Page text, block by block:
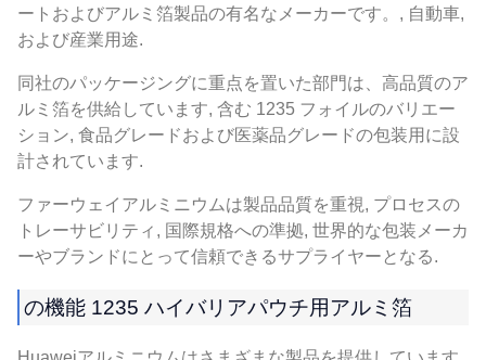
ートおよびアルミ箔製品の有名なメーカーです。, 自動車,
および産業用途.
同社のパッケージングに重点を置いた部門は、高品質のア
ルミ箔を供給しています, 含む 1235 フォイルのバリエー
ション, 食品グレードおよび医薬品グレードの包装用に設
計されています.
ファーウェイアルミニウムは製品品質を重視, プロセスの
トレーサビリティ, 国際規格への準拠, 世界的な包装メーカ
ーやブランドにとって信頼できるサプライヤーとなる.
の機能 1235 ハイバリアパウチ用アルミ箔